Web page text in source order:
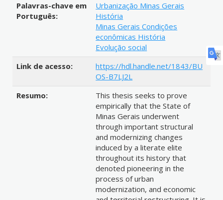
Palavras-chave em
Português:
Urbanização Minas Gerais
História
Minas Gerais Condições
econômicas História
Evolução social
Link de acesso:
https://hdl.handle.net/1843/BU
OS-B7LJ2L
Resumo:
This thesis seeks to prove
empirically that the State of
Minas Gerais underwent
through important structural
and modernizing changes
induced by a literate elite
throughout its history that
denoted pioneering in the
process of urban
modernization, and economic